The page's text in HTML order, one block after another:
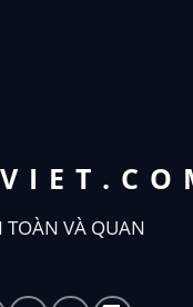
TOÀN VÀ QUAN